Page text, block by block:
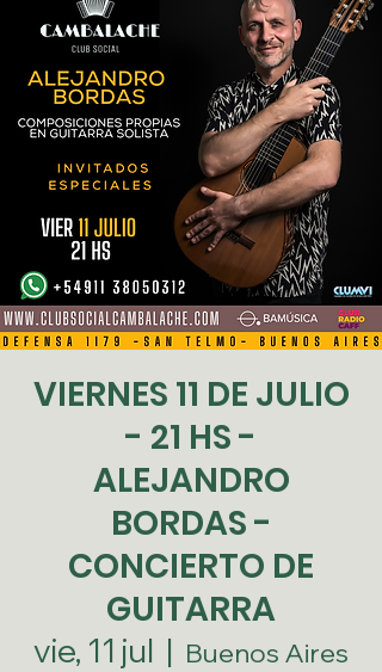
VIERNES 11 DE JULIO
- 21 HS -
ALEJANDRO
BORDAS -
CONCIERTO DE
GUITARRA
vie, 11 jul
  |
Buenos Aires